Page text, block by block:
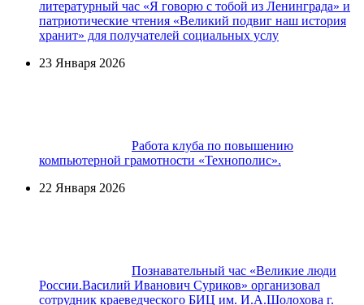
литературный час «Я говорю с тобой из Ленинграда» и
патриотические чтения «Великий подвиг наш история
хранит» для получателей социальных услу
23 Января 2026
Работа клуба по повышению
компьютерной грамотности «Технополис».
22 Января 2026
Познавательный час «Великие люди
России.Василий Иванович Суриков» организовал
сотрудник краеведческого БИЦ им. И.А.Шолохова г.